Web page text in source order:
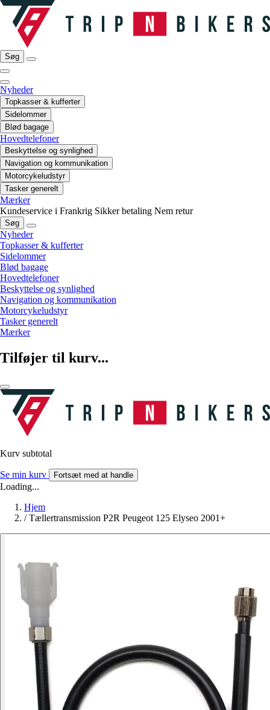
Søg
Nyheder
Topkasser & kufferter
Sidelommer
Blød bagage
Hovedtelefoner
Beskyttelse og synlighed
Navigation og kommunikation
Motorcykeludstyr
Tasker generelt
Mærker
Kundeservice i Frankrig Sikker betaling Nem retur
Søg
Nyheder
Topkasser & kufferter
Sidelommer
Blød bagage
Hovedtelefoner
Beskyttelse og synlighed
Navigation og kommunikation
Motorcykeludstyr
Tasker generelt
Mærker
Tilføjer til kurv...
Kurv subtotal
Se min kurv Fortsæt med at handle
Loading...
Hjem
/ Tællertransmission P2R Peugeot 125 Elyseo 2001+